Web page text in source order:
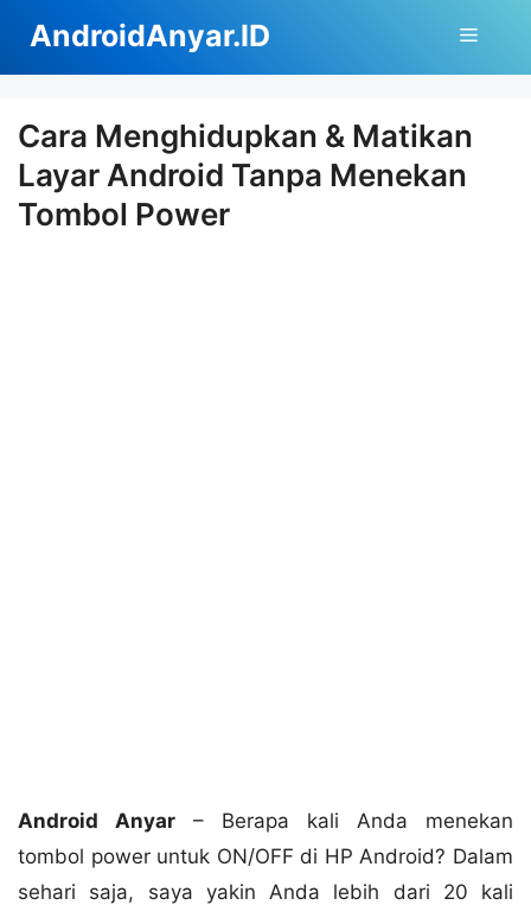
isi
AndroidAnyar.ID Menu
Cara Menghidupkan & Matikan
Layar Android Tanpa Menekan
Tombol Power
Android Anyar – Berapa kali Anda menekan
tombol power untuk ON/OFF di HP Android? Dalam
sehari saja, saya yakin Anda lebih dari 20 kali